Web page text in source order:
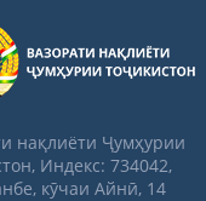
нақлиёти Ҷумҳурии
Индекс: 734042,
кӯчаи Айнӣ, 14